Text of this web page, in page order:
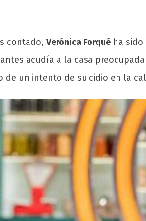
contado, Verónica Forqué ha
acudía a la casa
de un intento de suicidio en la